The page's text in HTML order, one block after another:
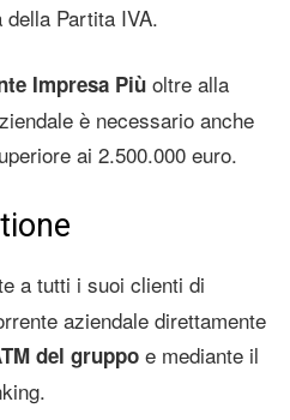
Partita IVA.
Impresa Più oltre alla
è necessario anche
ai 2.500.000 euro.
a tutti i suoi clienti di
aziendale direttamente
del gruppo e mediante il